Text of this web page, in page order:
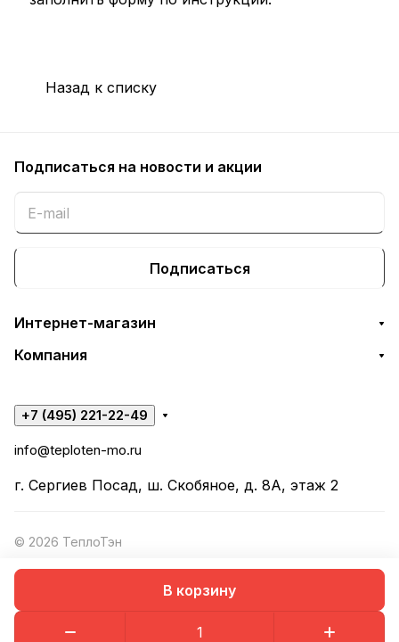
В корзину
Назад к списку
Подписаться на новости и акции
Подписаться
Интернет-магазин
Компания
+7 (495) 221-22-49
info@teploten-mo.ru
г. Сергиев Посад, ш. Скобяное, д. 8А, этаж 2
© 2026 ТеплоТэн